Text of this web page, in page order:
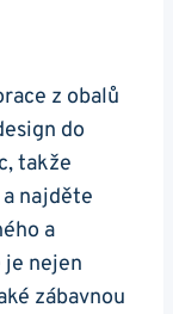
z obalů
do
takže
najděte
a
nejen
zábavnou